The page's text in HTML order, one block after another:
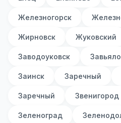
Железногорск
Жирновск Жуковский
Заводоуковск
Заинск Заречный
Заречный Звенигород
Зеленоград